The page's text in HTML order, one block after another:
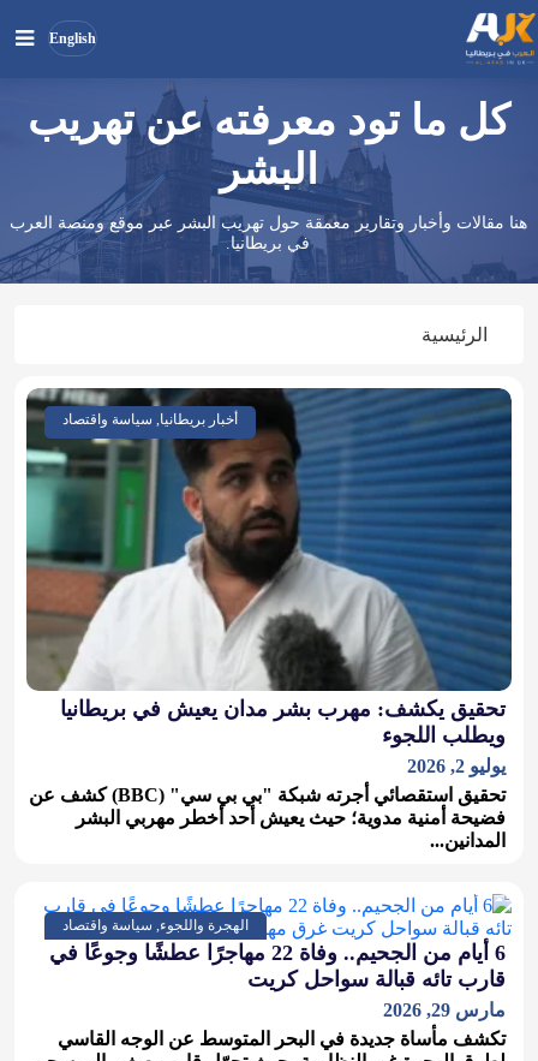
English
ابحث
بحث
كل ما تود معرفته عن تهريب
البشر
هنا مقالات وأخبار وتقارير معمقة حول تهريب البشر عبر موقع ومنصة العرب
في بريطانيا.
الرئيسية
أخبار بريطانيا, سياسة واقتصاد
تحقيق يكشف: مهرب بشر مدان يعيش في بريطانيا
ويطلب اللجوء
يوليو 2, 2026
تحقيق استقصائي أجرته شبكة "بي بي سي" (BBC) كشف عن
فضيحة أمنية مدوية؛ حيث يعيش أحد أخطر مهربي البشر
المدانين...
الهجرة واللجوء, سياسة واقتصاد
​6 أيام من الجحيم.. وفاة 22 مهاجرًا عطشًا وجوعًا في
قارب تائه قبالة سواحل كريت
مارس 29, 2026
تكشف مأساة جديدة في البحر المتوسط عن الوجه القاسي